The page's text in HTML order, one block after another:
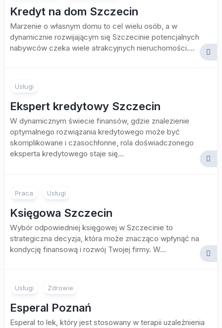
Kredyt na dom Szczecin
Marzenie o własnym domu to cel wielu osób, a w
dynamicznie rozwijającym się Szczecinie potencjalnych
nabywców czeka wiele atrakcyjnych nieruchomości....
Usługi
Ekspert kredytowy Szczecin
W dynamicznym świecie finansów, gdzie znalezienie
optymalnego rozwiązania kredytowego może być
skomplikowane i czasochłonne, rola doświadczonego
eksperta kredytowego staje się...
Praca Usługi
Księgowa Szczecin
Wybór odpowiedniej księgowej w Szczecinie to
strategiczna decyzja, która może znacząco wpłynąć na
kondycję finansową i rozwój Twojej firmy. W...
Usługi Zdrowie
Esperal Poznań
Esperal to lek, który jest stosowany w terapii uzależnienia